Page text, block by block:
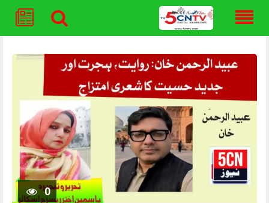
content
0